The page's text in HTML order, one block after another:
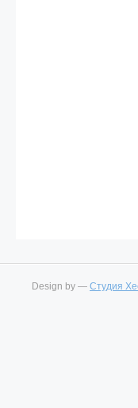
Design by — Студия